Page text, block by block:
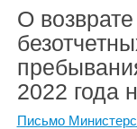
О
2022 года
Письмо